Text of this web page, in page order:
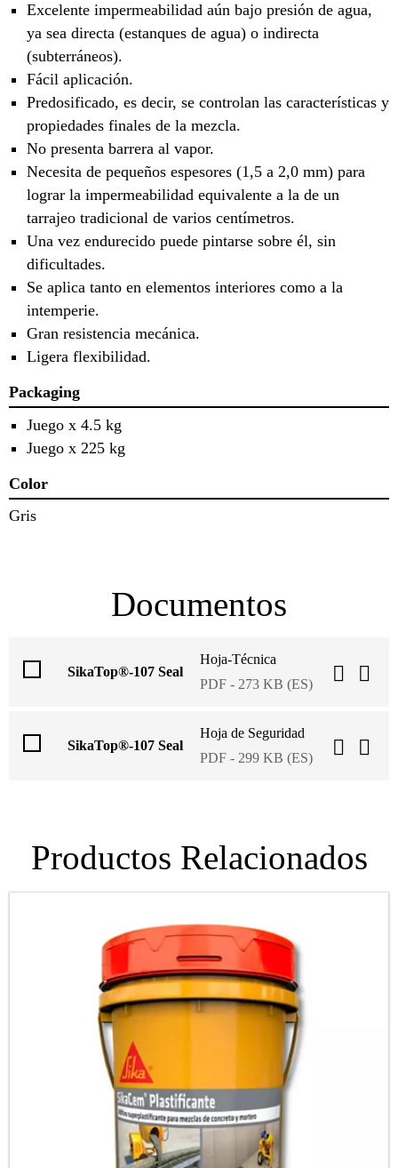
Excelente impermeabilidad aún bajo presión de agua,
ya sea directa (estanques de agua) o indirecta
(subterráneos).
Fácil aplicación.
Predosificado, es decir, se controlan las características y
propiedades finales de la mezcla.
No presenta barrera al vapor.
Necesita de pequeños espesores (1,5 a 2,0 mm) para
lograr la impermeabilidad equivalente a la de un
tarrajeo tradicional de varios centímetros.
Una vez endurecido puede pintarse sobre él, sin
dificultades.
Se aplica tanto en elementos interiores como a la
intemperie.
Gran resistencia mecánica.
Ligera flexibilidad.
Packaging
Juego x 4.5 kg
Juego x 225 kg
Color
Gris
Documentos
SikaTop®-107 Seal
Hoja-Técnica
PDF - 273 KB (ES)
SikaTop®-107 Seal
Hoja de Seguridad
PDF - 299 KB (ES)
Productos Relacionados